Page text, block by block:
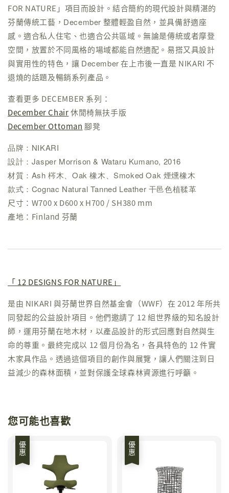
FOR NATURE」項目而設計。結合簡約的現代設計與精湛的
芬蘭傳統工藝， December 整體輕盈自然，並具備舒適座
感。適合私人住宅、也適合公共區域。無論是傳統或者摩登
空間，放置於不同風格的場域都能自然適配。易搭又具設計
與實用性的特色，讓 December在上市後一直是 NIKARI 不
退燒的話題及暢銷系列產品。
查看更多 DECEMBER 系列：
December Chair休閒椅無扶手版
December Ottoman 腳凳
品牌：NIKARI
設計：Jasper Morrison & Wataru Kumano, 2016
材質：Ash 梣木、Oak 橡木、Smoked Oak 煙燻橡木
款式：Cognac Natural Tanned Leather 干邑色植鞣革
尺寸：W700 x D600 x H700 / SH380 mm
產地：Finland 芬蘭
「 12 DESIGNS FOR NATURE」
是由 NIKARI 與芬蘭世界自然基金會（WWF）在 2012 年所共
同發起的公益設計項目。他們邀請了 12 組世界級的知名設計
師，運用芬蘭在地木材，以產品設計的形式回應對自然與生
命的尊重。最終完成以 12 個月份為名，各具特色的 12 件實
木家具作品。透過這個項目的創作與展覽，讓人們關注到日
益減少的森林面積，並對保護全球森林資源進行呼籲。
您可能也喜歡
優惠 優惠